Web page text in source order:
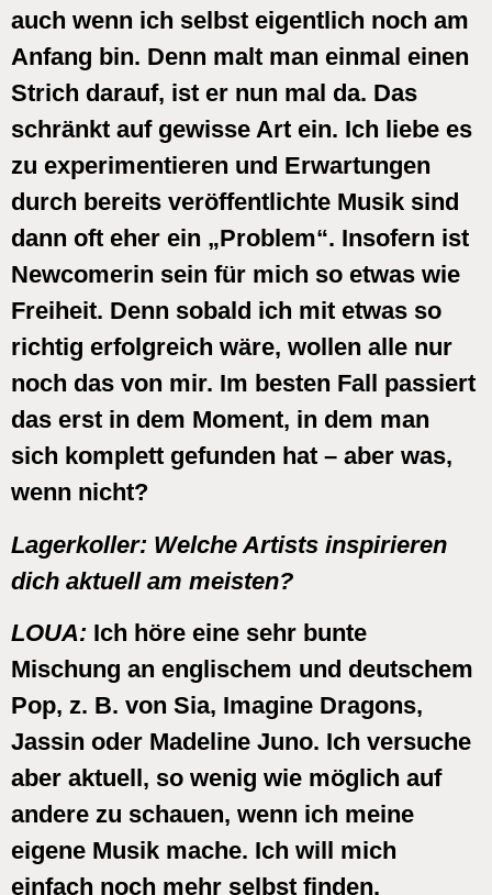
auch wenn ich selbst eigentlich noch am
Anfang bin. Denn malt man einmal einen
Strich darauf, ist er nun mal da. Das
schränkt auf gewisse Art ein. Ich liebe es
zu experimentieren und Erwartungen
durch bereits veröffentlichte Musik sind
dann oft eher ein „Problem“. Insofern ist
Newcomerin sein für mich so etwas wie
Freiheit. Denn sobald ich mit etwas so
richtig erfolgreich wäre, wollen alle nur
noch das von mir. Im besten Fall passiert
das erst in dem Moment, in dem man
sich komplett gefunden hat – aber was,
wenn nicht?
Lagerkoller: Welche Artists inspirieren
dich aktuell am meisten?
LOUA: Ich höre eine sehr bunte
Mischung an englischem und deutschem
Pop, z. B. von Sia, Imagine Dragons,
Jassin oder Madeline Juno. Ich versuche
aber aktuell, so wenig wie möglich auf
andere zu schauen, wenn ich meine
eigene Musik mache. Ich will mich
einfach noch mehr selbst finden.